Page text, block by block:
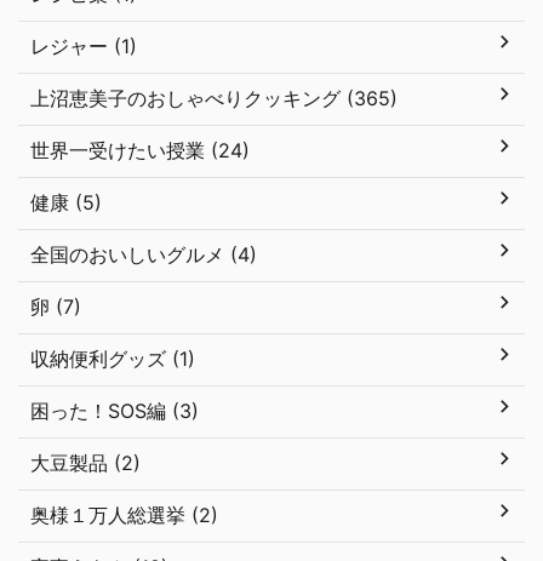
レジャー (1)
上沼恵美子のおしゃべりクッキング (365)
世界一受けたい授業 (24)
健康 (5)
全国のおいしいグルメ (4)
卵 (7)
収納便利グッズ (1)
困った！SOS編 (3)
大豆製品 (2)
奥様１万人総選挙 (2)